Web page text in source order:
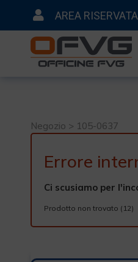
AREA RISERVATA
Negozio > 105-0637
Errore
Ci scusiamo per
Prodotto non trovato (12)